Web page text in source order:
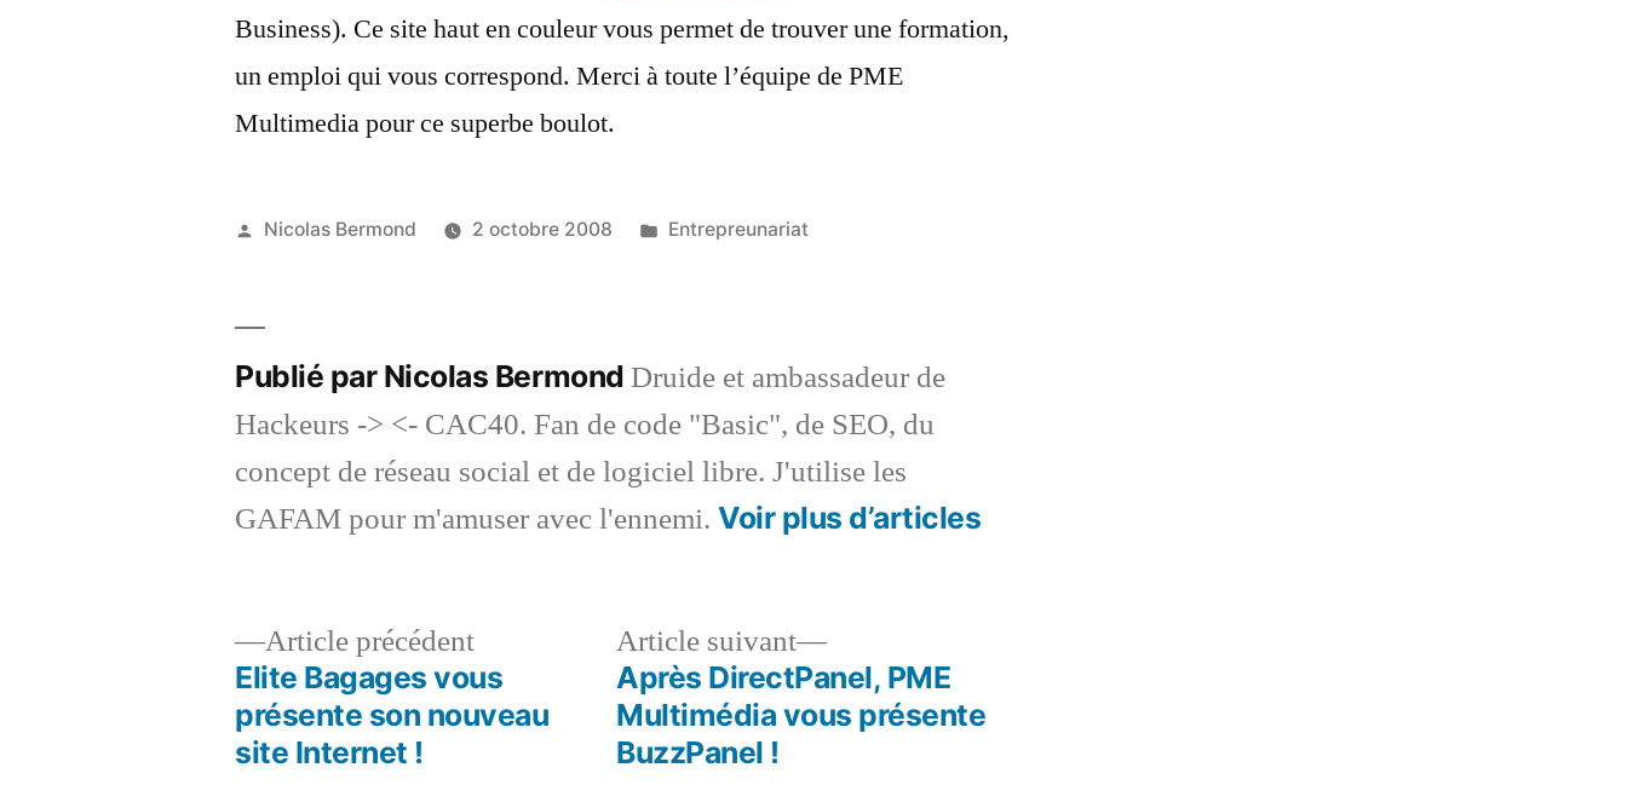
Business). Ce site haut en couleur vous permet de trouver une formation,
un emploi qui vous correspond. Merci à toute l’équipe de PME
Multimedia pour ce superbe boulot.
Publié
Nicolas Bermond 2 octobre 2008
Publié
Entrepreunariat
Publié par Nicolas BermondDruide et ambassadeur de
Hackeurs -> <- CAC40. Fan de code "Basic", de SEO, du
concept de réseau social et de logiciel libre. J'utilise les
GAFAM pour m'amuser avec l'ennemi.Voir plus d’articles
Navigation
Article précédentArticle
précédent :
Elite Bagages vous
présente son nouveau
site Internet !
Article suivant
Article
suivant :
Après DirectPanel, PME
Multimédia vous présente
BuzzPanel !